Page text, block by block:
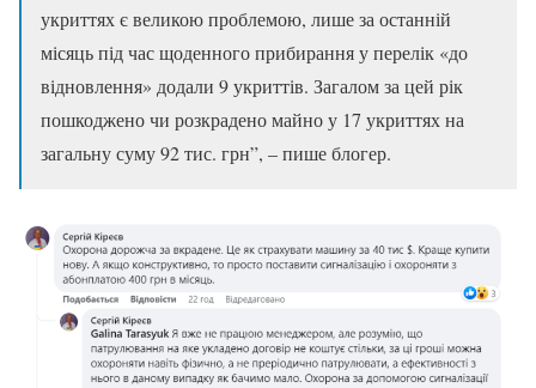
укриттях є великою проблемою, лише за останній
місяць під час щоденного прибирання у перелік «до
відновлення» додали 9 укриттів. Загалом за цей рік
пошкоджено чи розкрадено майно у 17 укриттях на
загальну суму 92 тис. грн”, – пише блогер.